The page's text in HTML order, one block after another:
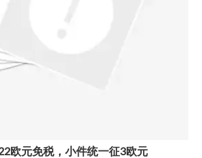
欧元免税，小件统一征3欧元